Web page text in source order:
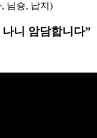
님숑, 납지)
니 암담합니다”